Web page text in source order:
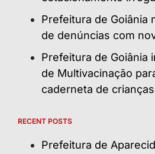
Prefeitura de Goiânia
de denúncias com
Prefeitura de Goiânia
de Multivacinação
caderneta de
RECENT POSTS
Prefeitura de